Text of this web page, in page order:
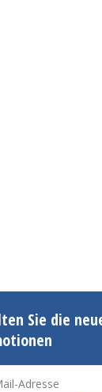
Sie die